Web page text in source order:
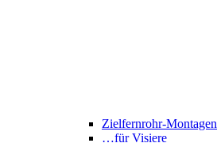
Zielfernrohr-Montagen
…für Visiere